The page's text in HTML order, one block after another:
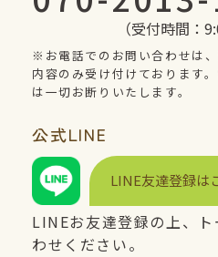
（受付時間：
※お電話でのお問い合わせは
内容のみ受け付けております
は一切お断りいたします。
公式LINE
LINE友達登録は
LINEお友達登録の上、
わせください。